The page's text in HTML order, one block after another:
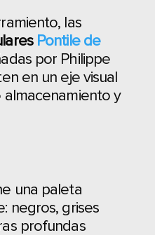
las
Pontile de
por Philippe
en un eje visual
almacenamiento y
una paleta
negros, grises
profundas